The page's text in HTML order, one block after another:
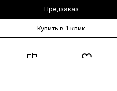
Предзаказ
Купить в 1 клик